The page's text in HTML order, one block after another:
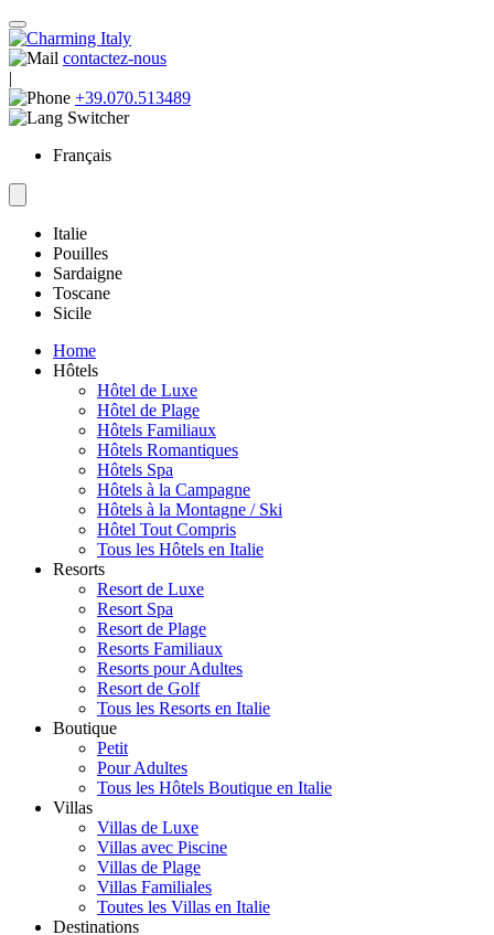
contactez-nous
|
+39.070.513489
Français
Italie
Pouilles
Sardaigne
Toscane
Sicile
Home
Hôtels
Hôtel de Luxe
Hôtel de Plage
Hôtels Familiaux
Hôtels Romantiques
Hôtels Spa
Hôtels à la Campagne
Hôtels à la Montagne / Ski
Hôtel Tout Compris
Tous les Hôtels en Italie
Resorts
Resort de Luxe
Resort Spa
Resort de Plage
Resorts Familiaux
Resorts pour Adultes
Resort de Golf
Tous les Resorts en Italie
Boutique
Petit
Pour Adultes
Tous les Hôtels Boutique en Italie
Villas
Villas de Luxe
Villas avec Piscine
Villas de Plage
Villas Familiales
Toutes les Villas en Italie
Destinations